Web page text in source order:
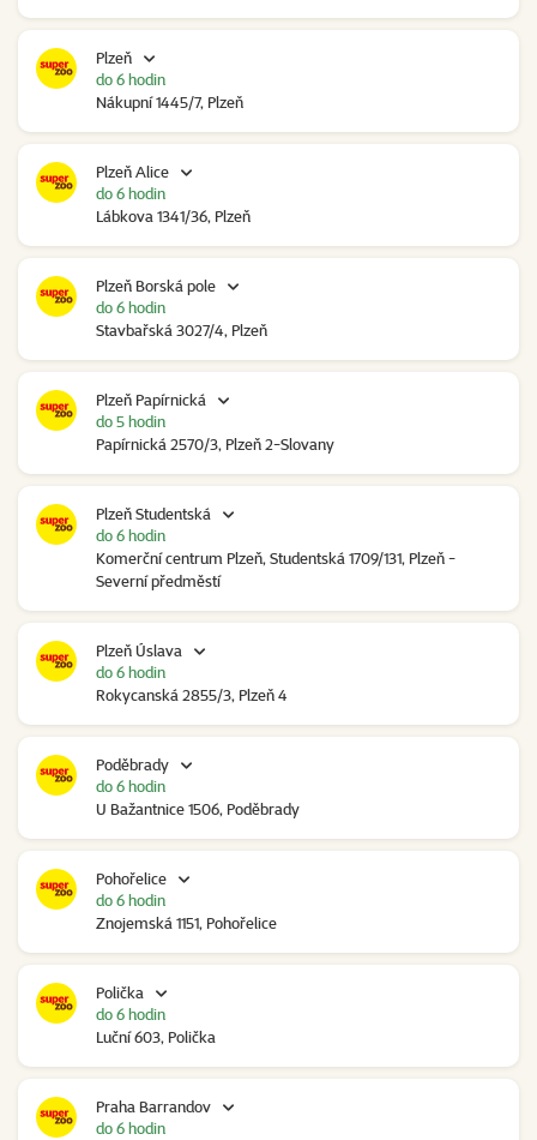
Plzeň
Nákupní 1445/7, Plzeň
do 6 hodin
Plzeň Alice
Lábkova 1341/36, Plzeň
do 6 hodin
Plzeň Borská pole
Stavbařská 3027/4, Plzeň
do 6 hodin
Plzeň Papírnická
Papírnická 2570/3, Plzeň 2-Slovany
do 5 hodin
Plzeň Studentská
Komerční centrum Plzeň, Studentská 1709/131, Plzeň -
Severní předměstí
do 6 hodin
Plzeň Úslava
Rokycanská 2855/3, Plzeň 4
do 6 hodin
Poděbrady
U Bažantnice 1506, Poděbrady
do 6 hodin
Pohořelice
Znojemská 1151, Pohořelice
do 6 hodin
Polička
Luční 603, Polička
do 6 hodin
Praha Barrandov
do 6 hodin